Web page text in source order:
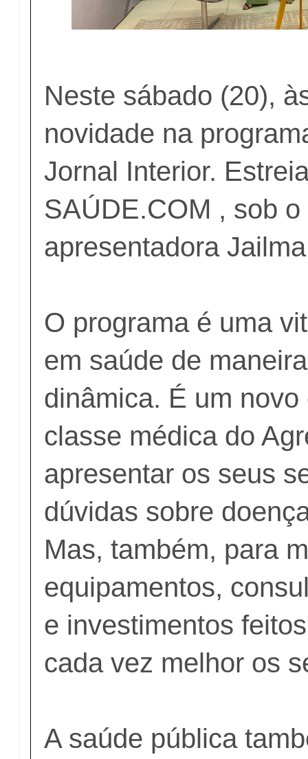
Neste sábado (20),
novidade na
Jornal Interior.
SAÚDE.COM , sob
apresentadora
O programa é uma
em saúde de
dinâmica. É um
classe médica do
apresentar os seus
dúvidas sobre
Mas, também, para
equipamentos,
e investimentos
cada vez melhor os
A saúde pública